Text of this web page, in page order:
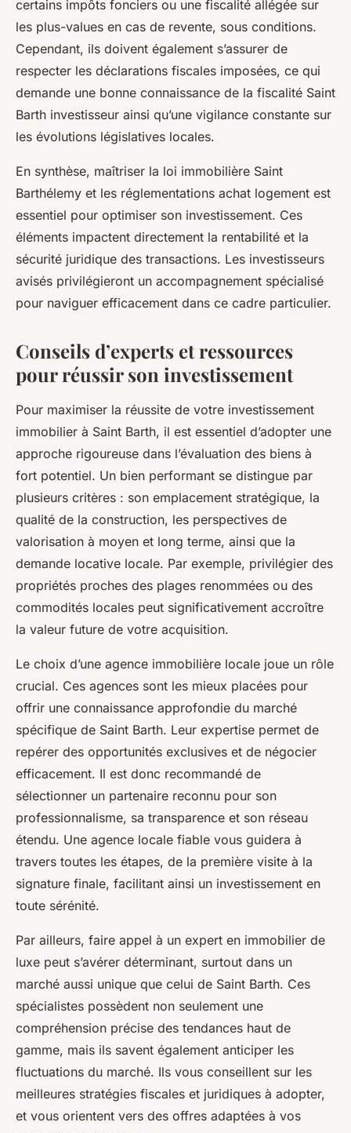
certains impôts fonciers ou une fiscalité allégée sur
les plus-values en cas de revente, sous conditions.
Cependant, ils doivent également s’assurer de
respecter les déclarations fiscales imposées, ce qui
demande une bonne connaissance de la fiscalité Saint
Barth investisseur ainsi qu’une vigilance constante sur
les évolutions législatives locales.
En synthèse, maîtriser la loi immobilière Saint
Barthélemy et les réglementations achat logement est
essentiel pour optimiser son investissement. Ces
éléments impactent directement la rentabilité et la
sécurité juridique des transactions. Les investisseurs
avisés privilégieront un accompagnement spécialisé
pour naviguer efficacement dans ce cadre particulier.
Conseils d’experts et ressources
pour réussir son investissement
Pour maximiser la réussite de votre investissement
immobilier à Saint Barth, il est essentiel d’adopter une
approche rigoureuse dans l’évaluation des biens à
fort potentiel. Un bien performant se distingue par
plusieurs critères : son emplacement stratégique, la
qualité de la construction, les perspectives de
valorisation à moyen et long terme, ainsi que la
demande locative locale. Par exemple, privilégier des
propriétés proches des plages renommées ou des
commodités locales peut significativement accroître
la valeur future de votre acquisition.
Le choix d’une agence immobilière locale joue un rôle
crucial. Ces agences sont les mieux placées pour
offrir une connaissance approfondie du marché
spécifique de Saint Barth. Leur expertise permet de
repérer des opportunités exclusives et de négocier
efficacement. Il est donc recommandé de
sélectionner un partenaire reconnu pour son
professionnalisme, sa transparence et son réseau
étendu. Une agence locale fiable vous guidera à
travers toutes les étapes, de la première visite à la
signature finale, facilitant ainsi un investissement en
toute sérénité.
Par ailleurs, faire appel à un expert en immobilier de
luxe peut s’avérer déterminant, surtout dans un
marché aussi unique que celui de Saint Barth. Ces
spécialistes possèdent non seulement une
compréhension précise des tendances haut de
gamme, mais ils savent également anticiper les
fluctuations du marché. Ils vous conseillent sur les
meilleures stratégies fiscales et juridiques à adopter,
et vous orientent vers des offres adaptées à vos